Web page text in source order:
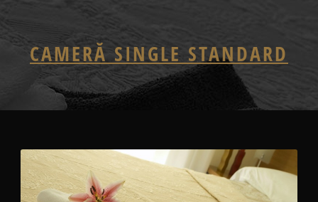
CAMERĂ SINGLE STANDARD